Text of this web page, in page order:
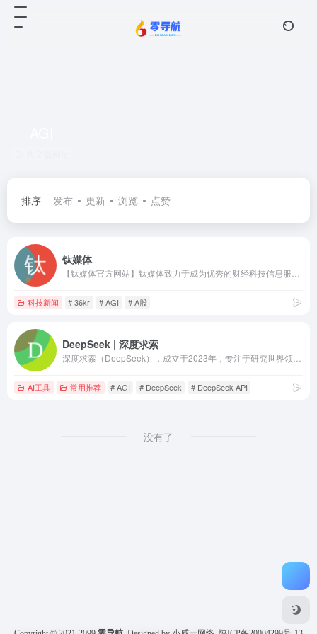
排序 发布 更新 浏览 点赞
钛媒体
科技新闻 # 36kr # AGI # A股
DeepSeek | 深度求索
AI工具 常用推荐 # AGI # DeepSeek # DeepSeek API
没有了